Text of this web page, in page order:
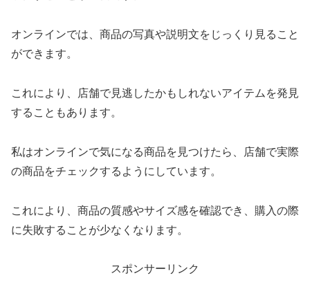
オンラインでは、商品の写真や説明文をじっくり見ること
ができます。
これにより、店舗で見逃したかもしれないアイテムを発見
することもあります。
私はオンラインで気になる商品を見つけたら、店舗で実際
の商品をチェックするようにしています。
これにより、商品の質感やサイズ感を確認でき、購入の際
に失敗することが少なくなります。
スポンサーリンク